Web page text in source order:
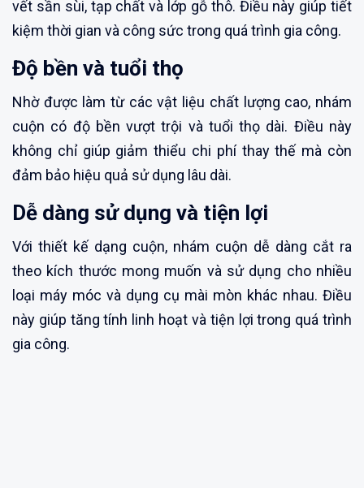
vết sần sùi, tạp chất và lớp gỗ thô. Điều này giúp tiết
kiệm thời gian và công sức trong quá trình gia công.
Độ bền và tuổi thọ
Nhờ được làm từ các vật liệu chất lượng cao, nhám
cuộn có độ bền vượt trội và tuổi thọ dài. Điều này
không chỉ giúp giảm thiểu chi phí thay thế mà còn
đảm bảo hiệu quả sử dụng lâu dài.
Dễ dàng sử dụng và tiện lợi
Với thiết kế dạng cuộn, nhám cuộn dễ dàng cắt ra
theo kích thước mong muốn và sử dụng cho nhiều
loại máy móc và dụng cụ mài mòn khác nhau. Điều
này giúp tăng tính linh hoạt và tiện lợi trong quá trình
gia công.